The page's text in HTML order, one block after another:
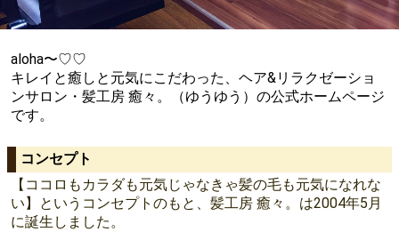
aloha〜♡♡
キレイと癒しと元気にこだわった、ヘア&リラクゼーショ
ンサロン・髪工房 癒々。（ゆうゆう）の公式ホームページ
です。
コンセプト
【ココロもカラダも元気じゃなきゃ髪の毛も元気になれな
い】というコンセプトのもと、髪工房 癒々。は2004年5月
に誕生しました。